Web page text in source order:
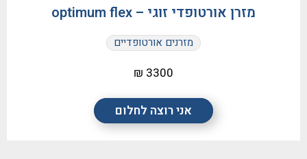
אני רוצה לחלום
מזרן אורטופדי זוגי – optimum flex
מזרנים אורטופדיים
3300 ₪